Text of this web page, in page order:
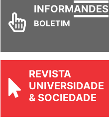
INFORMANDES
BOLETIM
REVISTA
UNIVERSIDADE
& SOCIEDADE